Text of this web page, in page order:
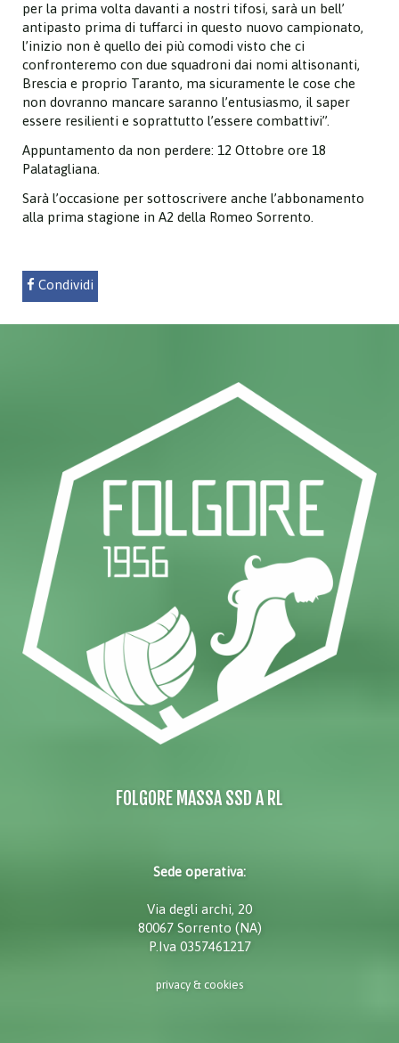
per la prima volta davanti a nostri tifosi, sarà un bell’
antipasto prima di tuffarci in questo nuovo campionato,
l’inizio non è quello dei più comodi visto che ci
confronteremo con due squadroni dai nomi altisonanti,
Brescia e proprio Taranto, ma sicuramente le cose che
non dovranno mancare saranno l’entusiasmo, il saper
essere resilienti e soprattutto l’essere combattivi”.
Appuntamento da non perdere: 12 Ottobre ore 18
Palatagliana.
Sarà l’occasione per sottoscrivere anche l’abbonamento
alla prima stagione in A2 della Romeo Sorrento.
Condividi
FOLGORE MASSA SSD A RL
Sede operativa:
Via degli archi, 20
80067 Sorrento (NA)
P.Iva 0357461217
privacy & cookies